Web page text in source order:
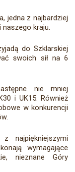
jedna z najbardziej
kraju.
do Szklarskiej
swoich sił na 6
nie mniej
i UK15. Również
w konkurencji
najpiękniejszymi
wymagające
nieznane Góry